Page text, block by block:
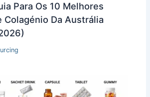
Para Os 10 Melhores
Colagénio Da Austrália